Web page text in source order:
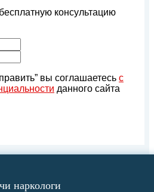
консультацию
вы соглашаетесь с
данного сайта
наркологи